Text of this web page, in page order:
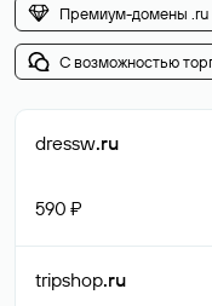
Премиум-домены .ru
С возможностью
dressw.ru
590 ₽
tripshop.ru